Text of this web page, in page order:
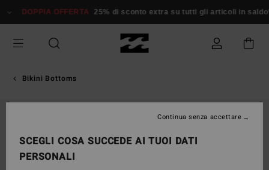
alle
prodotto
DOPPIA OFFERTA 25% di sconto extra su tutti gli articoli in saldo*
Bikini Bottoms
SCEGLI COSA SUCCEDE AI TUOI DATI
PERSONALI
Continua senza accettare